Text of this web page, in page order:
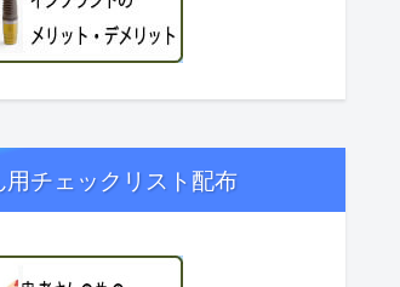
チェックリスト配布